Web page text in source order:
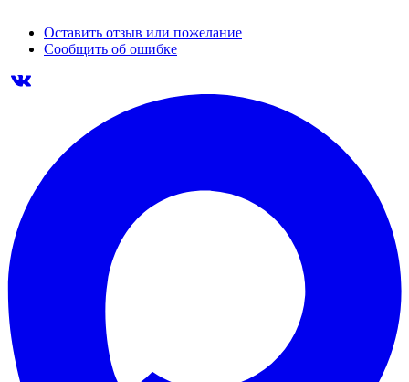
Оставить отзыв или пожелание
Сообщить об ошибке